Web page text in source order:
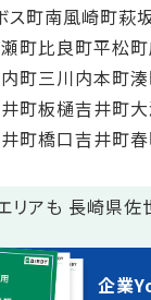
ス町南風崎町萩
町比良町平松町
町三川内本町
町板樋吉井町
町橋口吉井町
リアも 長崎県佐
企業